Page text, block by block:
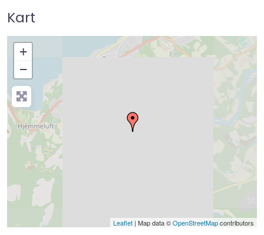
Kart
+
−
Leaflet | Map data ©OpenStreetMapcontributors